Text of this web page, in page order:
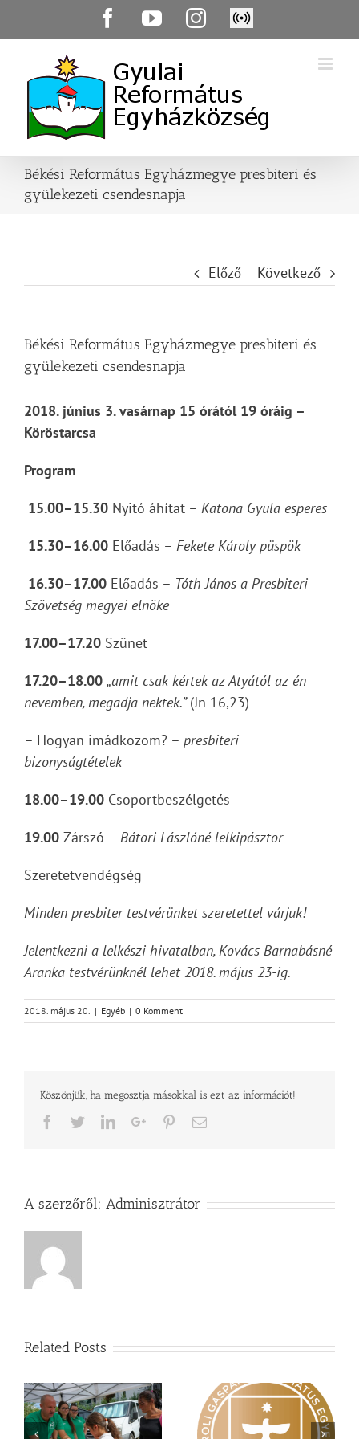
FacebookYouTubeInstagram
Élő
közvetítés
Békési Református Egyházmegye presbiteri és
gyülekezeti csendesnapja
Előző Következő
Békési Református Egyházmegye presbiteri és
gyülekezeti csendesnapja
2018. június 3. vasárnap 15 órától 19 óráig –
Köröstarcsa
Program
15.00–15.30 Nyitó áhítat – Katona Gyula esperes
15.30–16.00 Előadás – Fekete Károly püspök
16.30–17.00 Előadás – Tóth János a Presbiteri
Szövetség megyei elnöke
17.00–17.20 Szünet
17.20–18.00 „amit csak kértek az Atyától az én
nevemben,megadja nektek.”(Jn 16,23)
– Hogyan imádkozom? – presbiteri
bizonyságtételek
18.00–19.00 Csoportbeszélgetés
19.00 Zárszó – Bátori Lászlóné lelkipásztor
Szeretetvendégség
Minden presbiter testvérünket szeretettel várjuk!
Jelentkezni a lelkészi hivatalban, Kovács Barnabásné
Aranka testvérünknél lehet 2018. május 23-ig.
2018. május 20. | Egyéb | 0 Komment
Köszönjük, ha megosztja másokkal is ezt az információt!
Facebook
TwitterLinkedInGoogle+PinterestEmail
A szerzőről: Adminisztrátor
Related Posts